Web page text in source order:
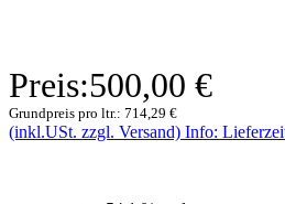
Preis:500,00 €
Grundpreis pro ltr.: 714,29 €
(inkl.USt. zzgl. Versand) Info: